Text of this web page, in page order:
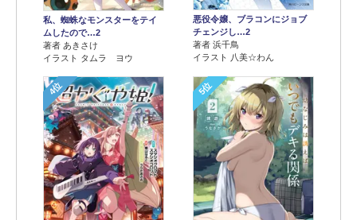
私、蜘蛛なモンスターをテイ
ムしたので…2
著者 あきさけ
イラスト タムラ ヨウ
悪役令嬢、ブラコンにジョブ
チェンジし…2
著者 浜千鳥
イラスト 八美☆わん
4位 5位